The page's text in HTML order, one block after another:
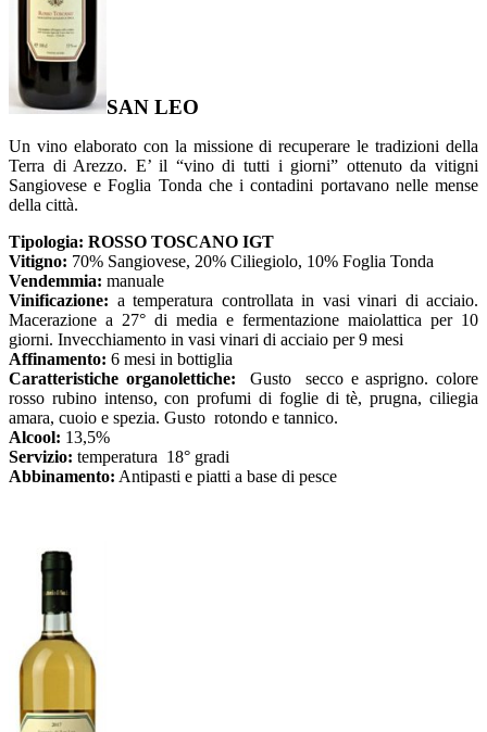
SAN LEO
Un vino elaborato con la missione di recuperare le tradizioni della
Terra di Arezzo. E’ il “vino di tutti i giorni” ottenuto da vitigni
Sangiovese e Foglia Tonda che i contadini portavano nelle mense
della città.
Tipologia: ROSSO TOSCANO IGT
Vitigno: 70% Sangiovese, 20% Ciliegiolo, 10% Foglia Tonda
Vendemmia: manuale
Vinificazione: a temperatura controllata in vasi vinari di acciaio.
Macerazione a 27° di media e fermentazione maiolattica per 10
giorni. Invecchiamento in vasi vinari di acciaio per 9 mesi
Affinamento: 6 mesi in bottiglia
Caratteristiche organolettiche:
Gusto secco e asprigno. colore
rosso rubino intenso, con profumi di foglie di tè, prugna, ciliegia
amara, cuoio e spezia. Gusto rotondo e tannico.
Alcool: 13,5%
Servizio: temperatura 18° gradi
Abbinamento: Antipasti e piatti a base di pesce